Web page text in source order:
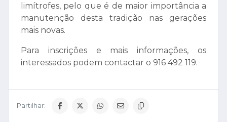
limítrofes, pelo que é de maior importância a
manutenção desta tradição nas gerações
mais novas.
Para inscrições e mais informações, os
interessados podem contactar o 916 492 119.
Partilhar: